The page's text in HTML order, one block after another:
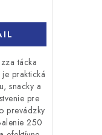
tácka
praktická
snacky a
pre
prevádzky
250